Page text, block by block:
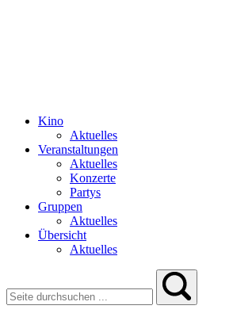
Kino
Aktuelles
Veranstaltungen
Aktuelles
Konzerte
Partys
Gruppen
Aktuelles
Übersicht
Aktuelles